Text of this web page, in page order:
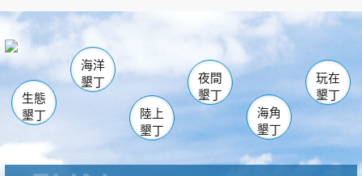
南仁湖
海生館
恆春 佳樂水
龍鑾潭自然中心 森林遊樂區
瓊麻館
關山 墾管處遊客中心
社頂公園 風吹沙
船帆石
白砂 龍磐公園
香蕉灣
砂島
鵝鑾鼻
生態
墾丁
海洋
墾丁
陸上
墾丁
夜間
墾丁
海角
墾丁
玩在
墾丁